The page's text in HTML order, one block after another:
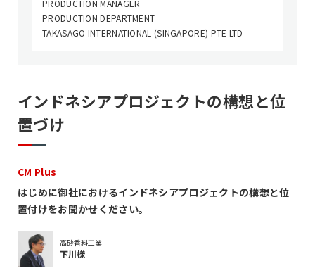
PRODUCTION MANAGER
PRODUCTION DEPARTMENT
TAKASAGO INTERNATIONAL (SINGAPORE) PTE LTD
インドネシアプロジェクトの構想と位
置づけ
CM Plus
はじめに御社におけるインドネシアプロジェクトの構想と位
置付けをお聞かせください。
高砂香料工業
下川様